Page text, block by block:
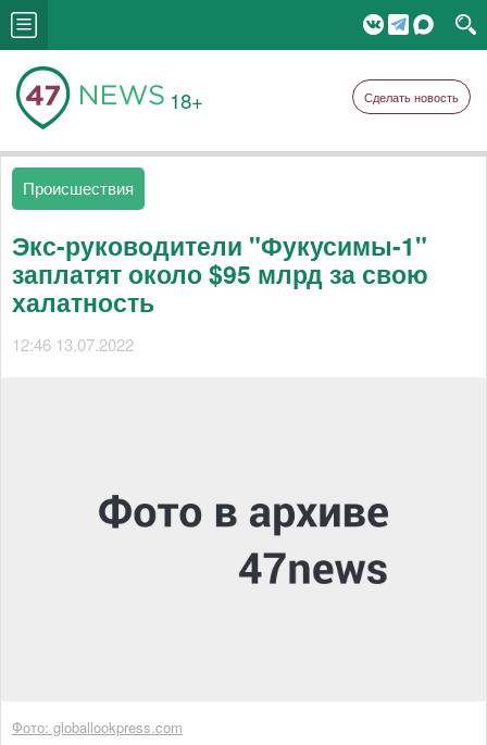
18+ Сделать новость
Происшествия
Экс-руководители "Фукусимы-1"
заплатят около $95 млрд за свою
халатность
12:46 13.07.2022
Фото: globallookpress.com